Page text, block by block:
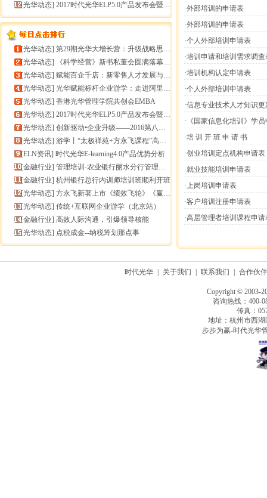
[光华动态] 2017时代光华ELP5.0产品发布会暨构建企业员工
[光华动态] 第29期光华大增长营：升级战略思维，加速企业增长
[光华动态]
《科学经营》新书私董会圆满落幕｜用科学经营助推企业高
[光华动态] 赋能百企千店：新零售人才发展与组织能力微诊断
[光华动态] 光华赋能标杆企业游学：走进阿里巴巴+绿城管理集团
[光华动态] 香港光华管理学院共创会EMBA
[光华动态] 2017时代光华ELP5.0产品发布会暨构建企业员工
[光华动态] 创新驱动•企业升级——2016第八届（中
[光华动态] 游学丨“太极禅苑+方永飞课程”高端商圈项目启动
[ELN资讯] 时代光华E-learning4.0产品优势分析
[金融行业] 管理培训-农业银行丽水分行管理培训
[金融行业] 杭州银行总行内训师培训班顺利开班
[光华动态] 方永飞新著上市《绩效飞轮》《赢在中层》六折抢鲜！
[光华动态] 传统+互联网企业游学（北京站）
[金融行业] 高效人际沟通，引爆领导核能
[光华动态] 点税成金--纳税筹划那点事
·外部培训的申请表
·外部培训的申请表
·个人外部培训申请表
·培训申请和培训需求调查
·培训机构认定申请表
·个人外部培训申请表
·信息专业技术人才知识
·《国家信息化培训》学
·培 训 开 班 申 请 书
·创业培训定点机构申请表
·就业技能培训申请表
·上岗培训申请表
·客户培训注册申请表
·高层管理者培训课程申请
时代光华 关于我们 联系我们 合作伙伴
Copyright © 2003-
咨询热线：400-
传真：
地址：杭州市西
步步为赢-时代光华